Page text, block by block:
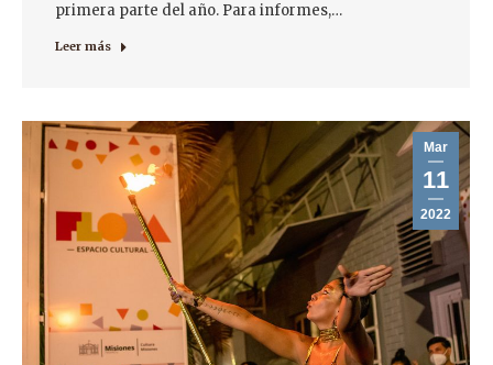
primera parte del año. Para informes,…
Leer más
Mar
11
2022